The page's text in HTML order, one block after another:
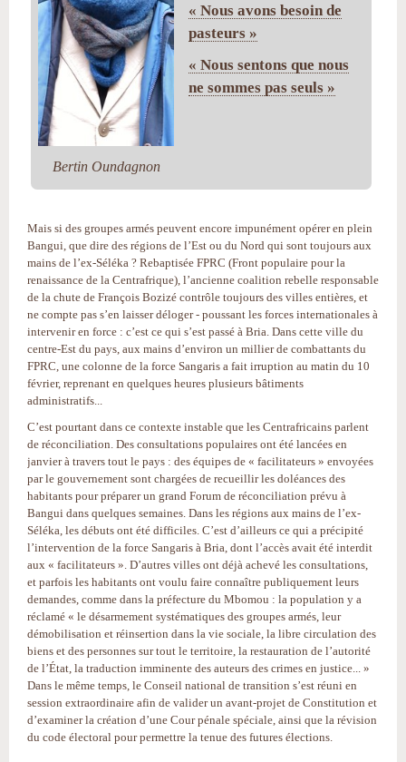
Bertin Oundagnon
« Nous avons besoin de
pasteurs »
« Nous sentons que nous
ne sommes pas seuls »
Mais si des groupes armés peuvent encore impunément opérer en plein
Bangui, que dire des régions de l’Est ou du Nord qui sont toujours aux
mains de l’ex-Séléka ? Rebaptisée FPRC (Front populaire pour la
renaissance de la Centrafrique), l’ancienne coalition rebelle responsable
de la chute de François Bozizé contrôle toujours des villes entières, et
ne compte pas s’en laisser déloger - poussant les forces internationales à
intervenir en force : c’est ce qui s’est passé à Bria. Dans cette ville du
centre-Est du pays, aux mains d’environ un millier de combattants du
FPRC, une colonne de la force Sangaris a fait irruption au matin du 10
février, reprenant en quelques heures plusieurs bâtiments
administratifs...
C’est pourtant dans ce contexte instable que les Centrafricains parlent
de réconciliation. Des consultations populaires ont été lancées en
janvier à travers tout le pays : des équipes de « facilitateurs » envoyées
par le gouvernement sont chargées de recueillir les doléances des
habitants pour préparer un grand Forum de réconciliation prévu à
Bangui dans quelques semaines. Dans les régions aux mains de l’ex-
Séléka, les débuts ont été difficiles. C’est d’ailleurs ce qui a précipité
l’intervention de la force Sangaris à Bria, dont l’accès avait été interdit
aux « facilitateurs ». D’autres villes ont déjà achevé les consultations,
et parfois les habitants ont voulu faire connaître publiquement leurs
demandes, comme dans la préfecture du Mbomou : la population y a
réclamé « le désarmement systématiques des groupes armés, leur
démobilisation et réinsertion dans la vie sociale, la libre circulation des
biens et des personnes sur tout le territoire, la restauration de l’autorité
de l’État, la traduction imminente des auteurs des crimes en justice... »
Dans le même temps, le Conseil national de transition s’est réuni en
session extraordinaire afin de valider un avant-projet de Constitution et
d’examiner la création d’une Cour pénale spéciale, ainsi que la révision
du code électoral pour permettre la tenue des futures élections.